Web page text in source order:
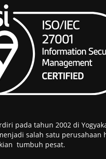
pada tahun 2002 di
salah satu perusahaan
tumbuh pesat.